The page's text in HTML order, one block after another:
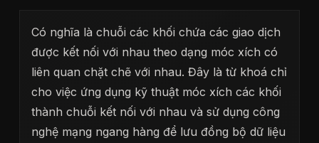
Có nghĩa là chuỗi các khối chứa các giao dịch
được kết nối với nhau theo dạng móc xích có
liên quan chặt chẽ với nhau. Đây là từ khoá chỉ
cho việc ứng dụng kỹ thuật móc xích các khối
thành chuỗi kết nối với nhau và sử dụng công
nghệ mạng ngang hàng để lưu đồng bộ dữ liệu